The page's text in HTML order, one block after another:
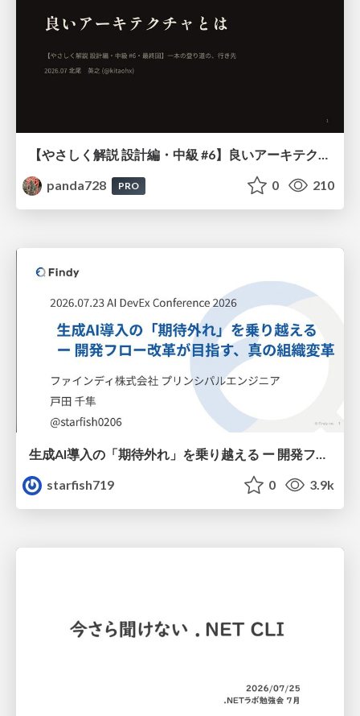
panda728
PRO 0 210
生成AI導入の「期待外れ」を乗り越える ー 開発フロー改革が目指す、真の組織変革
starfish719
0 3.9k